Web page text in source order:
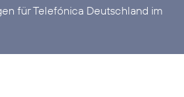
für Telefónica Deutschland im